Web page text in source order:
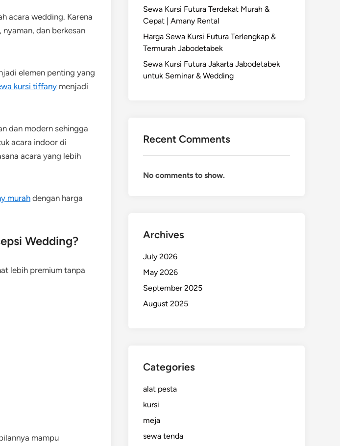
acara wedding. Karena
dan berkesan
elemen penting yang
kursi tiffany menjadi
dan modern sehingga
acara indoor di
acara yang lebih
murah dengan harga
Wedding?
lebih premium tanpa
mampu
Sewa Kursi Futura Terdekat Murah &
Cepat | Amany Rental
Harga Sewa Kursi Futura Terlengkap &
Termurah Jabodetabek
Sewa Kursi Futura Jakarta Jabodetabek
untuk Seminar & Wedding
Recent Comments
No comments to show.
Archives
July 2026
May 2026
September 2025
August 2025
Categories
alat pesta
kursi
meja
sewa tenda